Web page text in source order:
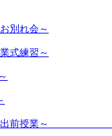
別れ会～
練習～
音楽出前授業～